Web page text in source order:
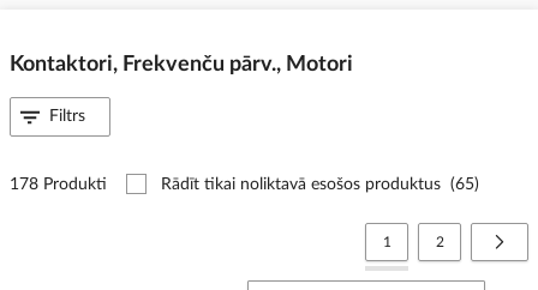
Kontaktori, Frekvenču pārv., Motori
178 Produkti Rādīt tikai noliktavā esošos produktus (65)
LapaYou're currently reading
1 Lapa
2
Filtrs